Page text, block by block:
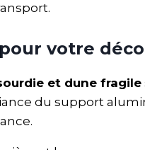
votre
et dune fragile
du support